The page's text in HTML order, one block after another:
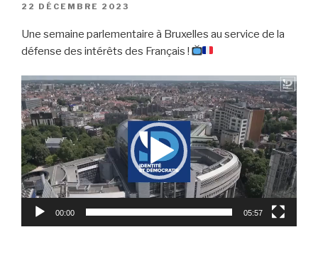
PUBLIÉ
22 DÉCEMBRE 2023
Une semaine parlementaire à Bruxelles au service de la
défense des intérêts des Français !
Lecteur
vidéo
00:00 05:57